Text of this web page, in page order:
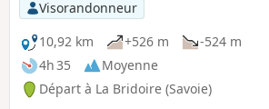
Visorandonneur
10,92 km
+526 m
-524 m
4h 35
Moyenne
Départ à La Bridoire (Savoie)